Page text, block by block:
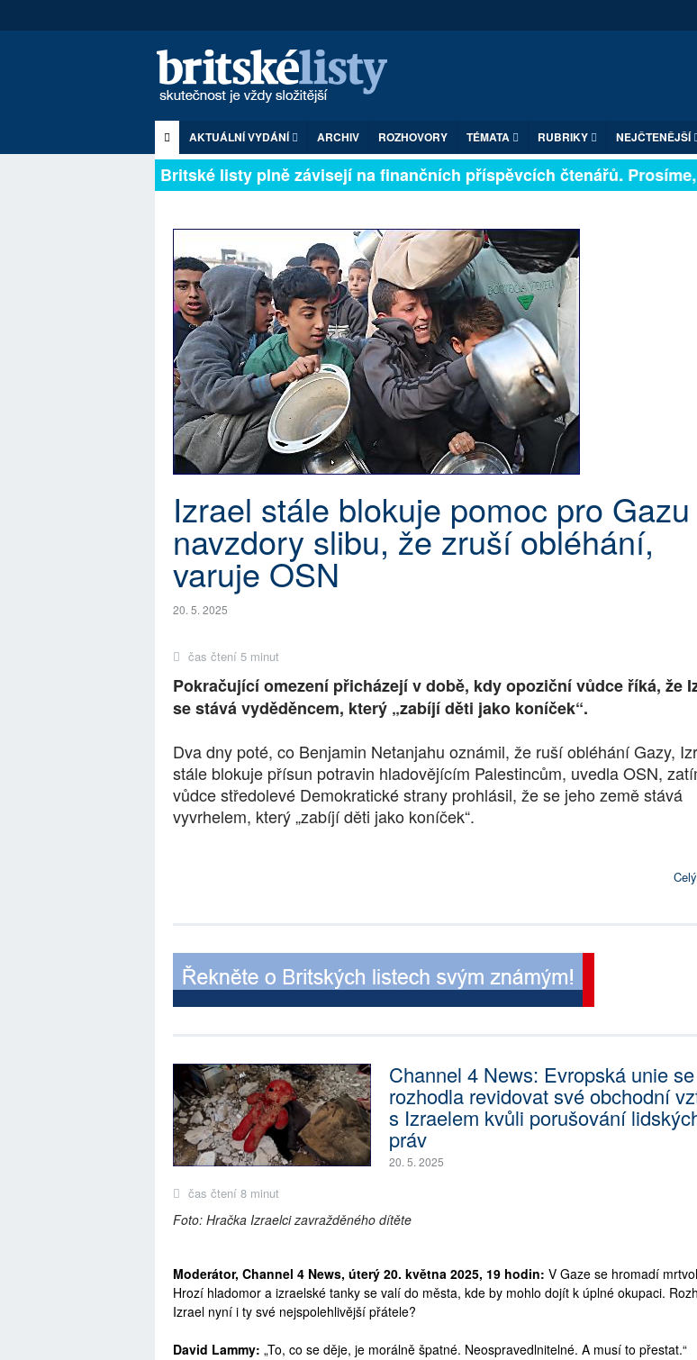
AKTUÁLNÍ VYDÁNÍ ARCHIV ROZHOVORY TÉMATA RUBRIKY NEJČTENĚJŠÍ
Britské listy plně závisejí na finančních příspěvcích čtenářů.
Izrael stále blokuje pomoc pro Gazu
navzdory slibu, že zruší obléhání,
varuje OSN
20. 5. 2025
čas čtení 5 minut
Pokračující omezení přicházejí v době, kdy opoziční vůdce říká, že
se stává vyděděncem, který „zabíjí děti jako koníček“.
Dva dny poté, co Benjamin Netanjahu oznámil, že ruší obléhání Gazy,
stále blokuje přísun potravin hladovějícím Palestincům, uvedla OSN,
vůdce středolevé Demokratické strany prohlásil, že se jeho země stává
vyvrhelem, který „zabíjí děti jako koníček“.
Channel 4 News: Evropská unie se
rozhodla revidovat své obchodní
s Izraelem kvůli porušování
práv
20. 5. 2025
čas čtení 8 minut
Foto: Hračka Izraelci zavražděného dítěte
Moderátor, Channel 4 News, úterý 20. května 2025, 19 hodin: V Gaze se hromadí
Hrozí hladomor a izraelské tanky se valí do města, kde by mohlo dojít k úplné okupaci.
Izrael nyní i ty své nejspolehlivější přátele?
David Lammy: „To, co se děje, je morálně špatné. Neospravedlnitelné. A musí to přestat.“